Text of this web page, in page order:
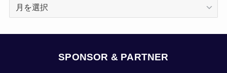
SPONSOR & PARTNER